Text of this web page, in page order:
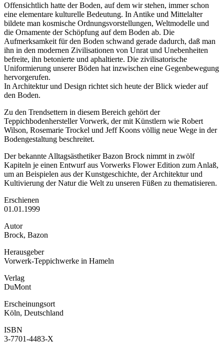
Offensichtlich hatte der Boden, auf dem wir stehen, immer schon
eine elementare kulturelle Bedeutung. In Antike und Mittelalter
bildete man kosmische Ordnungsvorstellungen, Weltmodelle und
die Ornamente der Schöpfung auf dem Boden ab. Die
Aufmerksamkeit für den Boden schwand gerade dadurch, daß man
ihn in den modernen Zivilisationen von Unrat und Unebenheiten
befreite, ihn betonierte und aphaltierte. Die zivilisatorische
Uniformierung unserer Böden hat inzwischen eine Gegenbewegung
hervorgerufen.
In Architektur und Design richtet sich heute der Blick wieder auf
den Boden.
Zu den Trendsettern in diesem Bereich gehört der
Teppichbodenhersteller Vorwerk, der mit Künstlern wie Robert
Wilson, Rosemarie Trockel und Jeff Koons völlig neue Wege in der
Bodengestaltung beschreitet.
Der bekannte Alltagsästhetiker Bazon Brock nimmt in zwölf
Kapiteln je einen Entwurf aus Vorwerks Flower Edition zum Anlaß,
um an Beispielen aus der Kunstgeschichte, der Architektur und
Kultivierung der Natur die Welt zu unseren Füßen zu thematisieren.
Erschienen
01.01.1999
Autor
Brock, Bazon
Herausgeber
Vorwerk-Teppichwerke in Hameln
Verlag
DuMont
Erscheinungsort
Köln, Deutschland
ISBN
3-7701-4483-X